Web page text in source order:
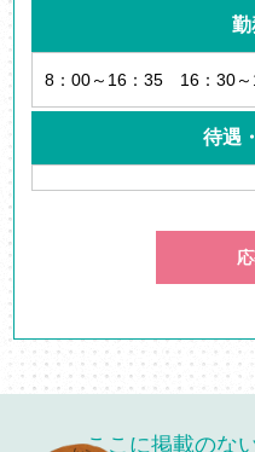
勤
8：00～16：35 16：30
待遇
ここに掲載のな